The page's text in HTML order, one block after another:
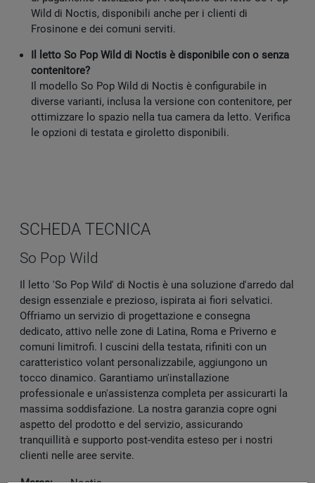
Wild di Noctis, disponibili anche per i clienti di
Frosinone e dei comuni serviti.
Il letto So Pop Wild di Noctis è disponibile con o senza
contenitore?
Il modello So Pop Wild di Noctis è configurabile in
diverse varianti, inclusa la versione con contenitore, per
ottimizzare lo spazio nella tua camera da letto. Verifica
le opzioni di testata e giroletto disponibili.
SCHEDA TECNICA
So Pop Wild
Il letto 'So Pop Wild' di Noctis è una soluzione d'arredo dal
design essenziale e prezioso, ispirata ai fiori selvatici.
Offriamo un servizio di progettazione e consegna
dedicato, attivo nelle zone di Latina, Roma e Priverno e
comuni limitrofi. I cuscini della testata, rifiniti con un
caratteristico volant personalizzabile, aggiungono un
tocco dinamico. Garantiamo un'installazione
professionale e un'assistenza completa per assicurarti la
massima soddisfazione. La nostra garanzia copre ogni
aspetto del prodotto e del servizio, assicurando
tranquillità e supporto post-vendita esteso per i nostri
clienti nelle aree servite.